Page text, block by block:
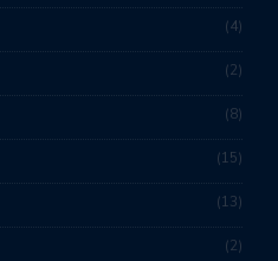
4
2
8
15
13
2